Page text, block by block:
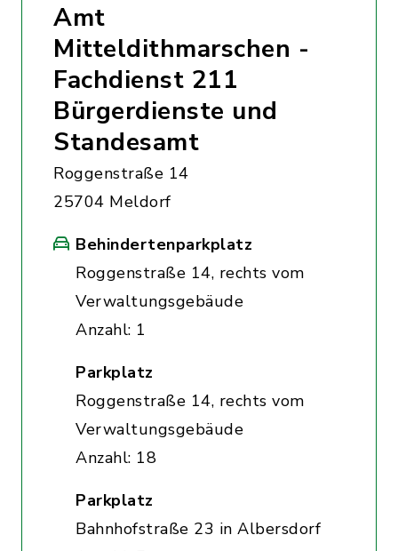
Amt
Mitteldithmarschen -
Fachdienst 211
Bürgerdienste und
Standesamt
Roggenstraße 14
25704 Meldorf
Behindertenparkplatz
Roggenstraße 14, rechts vom
Verwaltungsgebäude
Anzahl: 1
Parkplatz
Roggenstraße 14, rechts vom
Verwaltungsgebäude
Anzahl: 18
Parkplatz
Bahnhofstraße 23 in Albersdorf